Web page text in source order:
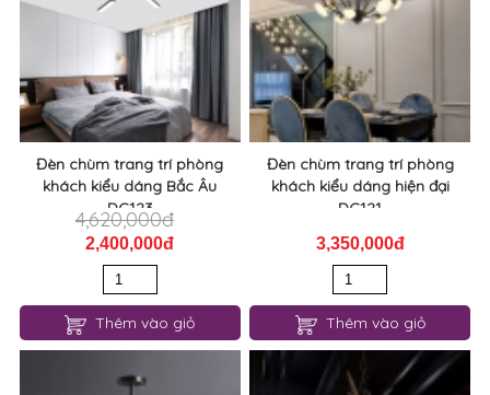
Đèn chùm trang trí phòng
khách kiểu dáng Bắc Âu
DC123
4,620,000đ
2,400,000đ
Thêm vào giỏ
Đèn chùm trang trí phòng
khách kiểu dáng hiện đại
DC121
3,350,000đ
Thêm vào giỏ